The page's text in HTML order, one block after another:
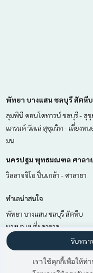
พัทยา บางแสน ชลบุรี สัตหีบ
ลุมพินี คอนโดทาวน์ ชลบุรี - สุขุ
แกรนด์ วัลเล่ สุขุมวิท - เลี่ยงหน
มน
นครปฐม พุทธมณฑล ศาลา
วิลลาจจิโอ ปิ่นเกล้า - ศาลายา
ทำเลน่าสนใจ
พัทยา บางแสน ชลบุรี สัตหีบ
บางนา แบริ่ง ลาซาล
มีนบุรี-ร่มเกล้า
สำโรง สมุทรปราการ
นครปฐม พุทธมณฑล ศาลายา
เราใช้คุกกี้เพื่อให้ท่
รับทร